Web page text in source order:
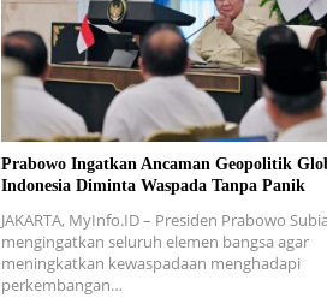
Prabowo Ingatkan Ancaman Geopolitik
Indonesia Diminta Waspada Tanpa Panik
JAKARTA, MyInfo.ID – Presiden Prabowo
mengingatkan seluruh elemen bangsa agar
meningkatkan kewaspadaan menghadapi
perkembangan…